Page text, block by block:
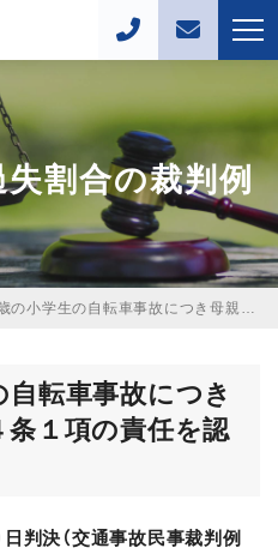
割合の裁判例
学生の自転車事故につき母親に民法７１４条１項の責任を認めた裁判例
自転車事故につき
１項の責任を認
判決（交通事故民事裁判例